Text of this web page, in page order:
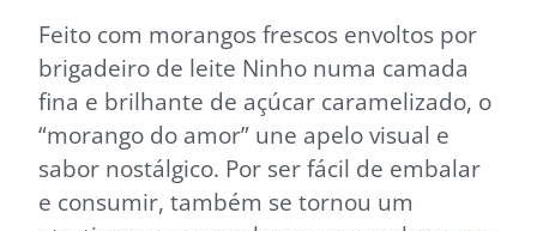
Feito com morangos frescos envoltos por
brigadeiro de leite Ninho numa camada
fina e brilhante de açúcar caramelizado, o
“morango do amor” une apelo visual e
sabor nostálgico. Por ser fácil de embalar
e consumir, também se tornou um